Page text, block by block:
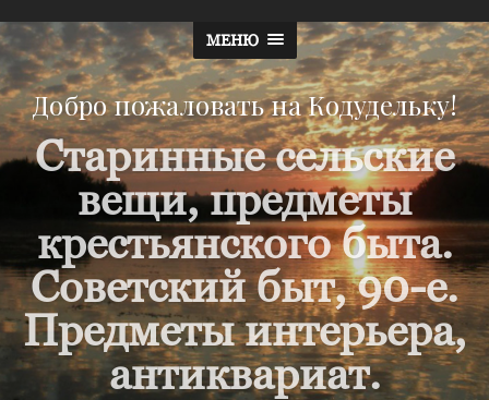
МЕНЮ
Добро пожаловать на Кодудельку!
Старинные сельские
вещи, предметы
крестьянского быта.
Советский быт, 90-е.
Предметы интерьера,
антиквариат.